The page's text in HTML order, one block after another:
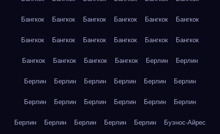
Бангкок Бангкок Бангкок Бангкок Бангкок Бангкок
Бангкок Бангкок Бангкок Бангкок Бангкок Бангкок
Бангкок Бангкок Бангкок Бангкок Берлин Берлин
Берлин Берлин Берлин Берлин Берлин Берлин
Берлин Берлин Берлин Берлин Берлин Берлин
Берлин Берлин Берлин Берлин Берлин Буэнос-Айрес